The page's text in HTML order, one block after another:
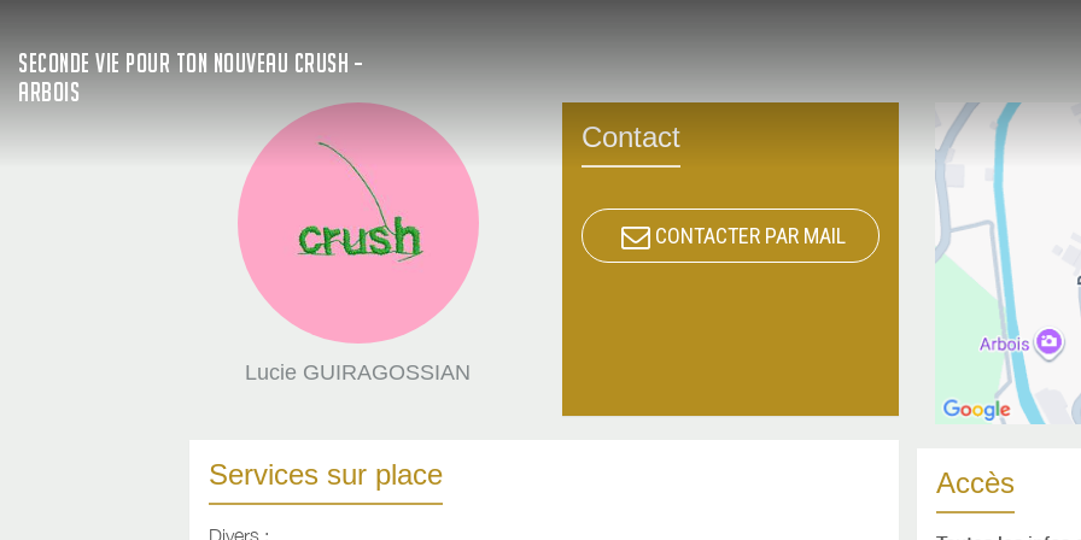
SECONDE VIE POUR TON NOUVEAU CRUSH –
ARBOIS
Lucie GUIRAGOSSIAN
Contact
CONTACTER PAR MAIL
Services sur place
Divers :
Accès